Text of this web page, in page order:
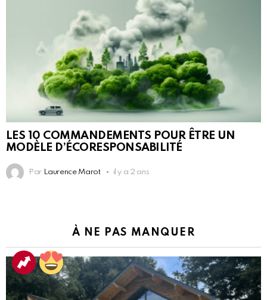
LES 10 COMMANDEMENTS POUR ÊTRE UN
MODÈLE D’ÉCORESPONSABILITÉ
Par Laurence Marot il y a 2 ans
À NE PAS MANQUER